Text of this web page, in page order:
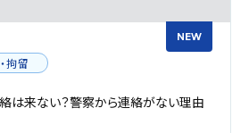
NEW
拘留
は来ない？警察から連絡がない理由